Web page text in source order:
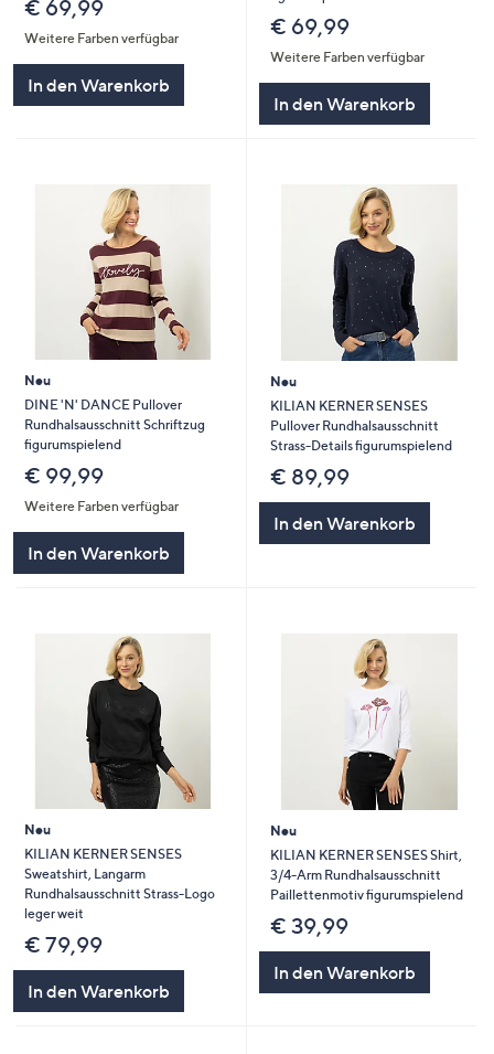
€ 69,99
Weitere Farben verfügbar
In den Warenkorb
€ 69,99
Weitere Farben verfügbar
In den Warenkorb
Neu
DINE 'N' DANCE Pullover
Rundhalsausschnitt Schriftzug
figurumspielend
€ 99,99
Weitere Farben verfügbar
In den Warenkorb
Neu
KILIAN KERNER SENSES
Pullover Rundhalsausschnitt
Strass-Details figurumspielend
€ 89,99
In den Warenkorb
Neu
KILIAN KERNER SENSES
Sweatshirt, Langarm
Rundhalsausschnitt Strass-Logo
leger weit
€ 79,99
In den Warenkorb
Neu
KILIAN KERNER SENSES Shirt,
3/4-Arm Rundhalsausschnitt
Paillettenmotiv figurumspielend
€ 39,99
In den Warenkorb